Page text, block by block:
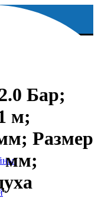
Бap;
м;
Размер
мм;